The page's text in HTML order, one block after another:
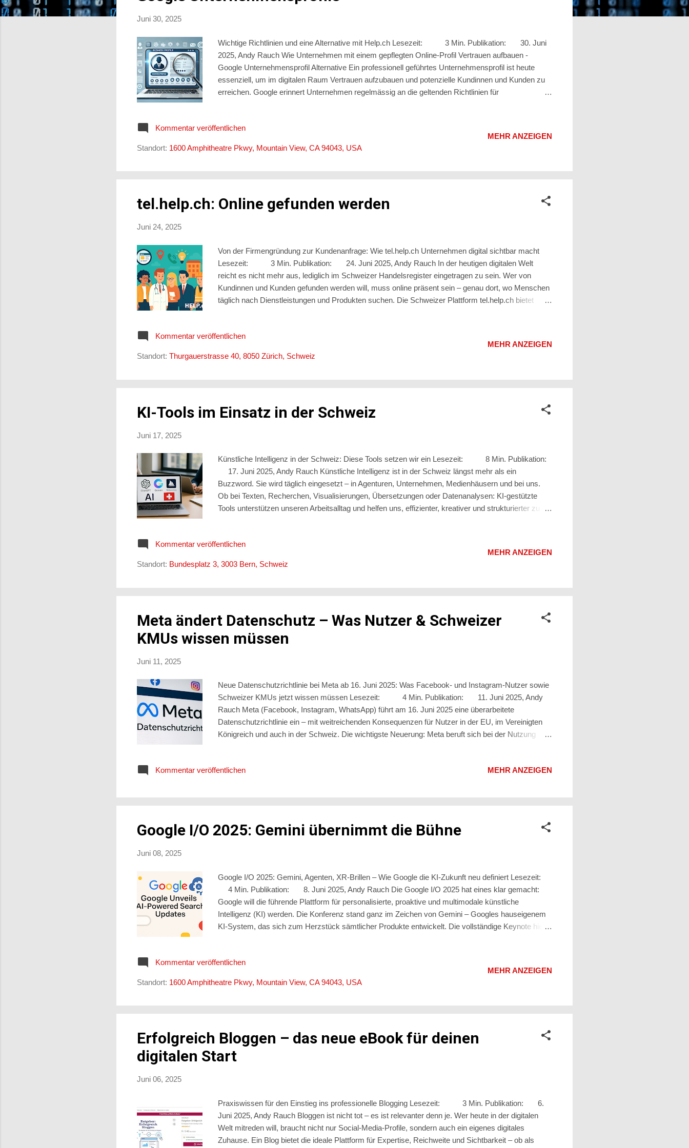
Juni 30, 2025
Wichtige Richtlinien und eine Alternative mit Help.ch Lesezeit: 3 Min. Publikation: 30. Juni
2025, Andy Rauch Wie Unternehmen mit einem gepflegten Online-Profil Vertrauen aufbauen -
Google Unternehmensprofil Alternative Ein professionell geführtes Unternehmensprofil ist heute
essenziell, um im digitalen Raum Vertrauen aufzubauen und potenzielle Kundinnen und Kunden zu
erreichen. Google erinnert Unternehmen regelmässig an die geltenden Richtlinien für
Richtlinien von Google Unternehmensprofil Google legt grossen Wert darauf, dass
Unternehmensprofile stets aktuelle und korrekte Informationen enthalten. Dazu gehören: Präzise
und aktuelle Angaben : Falsche oder veraltete Informationen können das Vertrauen der Kundschaft
Kommentar veröffentlichen
Standort: 1600 Amphitheatre Pkwy, Mountain View, CA 94043, USA
MEHR ANZEIGEN
tel.help.ch: Online gefunden werden
Juni 24, 2025
Von der Firmengründung zur Kundenanfrage: Wie tel.help.ch Unternehmen digital sichtbar macht
Lesezeit: 3 Min. Publikation: 24. Juni 2025, Andy Rauch In der heutigen digitalen Welt
reicht es nicht mehr aus, lediglich im Schweizer Handelsregister eingetragen zu sein. Wer von
Kundinnen und Kunden gefunden werden will, muss online präsent sein – genau dort, wo Menschen
täglich nach Dienstleistungen und Produkten suchen. Die Schweizer Plattform tel.help.ch bietet
Schritt vieler Unternehmen in der Schweiz ist der Eintrag im Handelsregister. Doch was danach
passiert, ist entscheidend: Ohne gezielte Online-Präsenz bleibt dieser Eintrag für viele potenzielle
Kundinnen und Kunden unsichtbar. tel.help.ch setzt genau an diesem Pun...
Kommentar veröffentlichen
Standort: Thurgauerstrasse 40, 8050 Zürich, Schweiz
MEHR ANZEIGEN
KI-Tools im Einsatz in der Schweiz
Juni 17, 2025
Künstliche Intelligenz in der Schweiz: Diese Tools setzen wir ein Lesezeit: 8 Min. Publikation:
17. Juni 2025, Andy Rauch Künstliche Intelligenz ist in der Schweiz längst mehr als ein
Buzzword. Sie wird täglich eingesetzt – in Agenturen, Unternehmen, Medienhäusern und bei uns.
Ob bei Texten, Recherchen, Visualisierungen, Übersetzungen oder Datenanalysen: KI-gestützte
Tools unterstützen unseren Arbeitsalltag und helfen uns, effizienter, kreativer und strukturierter zu
Lösungen. Im Folgenden zeigen wir, wie diese Tools bei uns konkret im Einsatz sind und welche
weiteren KIs in der Schweiz besonders verbreitet sind. Warum KI für Schweizer Unternehmen
relevant ist Die Schweiz steht für Qualität, Innovation und Effizienz. Genau deshalb ...
Kommentar veröffentlichen
Standort: Bundesplatz 3, 3003 Bern, Schweiz
MEHR ANZEIGEN
Meta ändert Datenschutz – Was Nutzer & Schweizer
KMUs wissen müssen
Juni 11, 2025
Neue Datenschutzrichtlinie bei Meta ab 16. Juni 2025: Was Facebook- und Instagram-Nutzer sowie
Schweizer KMUs jetzt wissen müssen Lesezeit: 4 Min. Publikation: 11. Juni 2025, Andy
Rauch Meta (Facebook, Instagram, WhatsApp) führt am 16. Juni 2025 eine überarbeitete
Datenschutzrichtlinie ein – mit weitreichenden Konsequenzen für Nutzer in der EU, im Vereinigten
Königreich und auch in der Schweiz. Die wichtigste Neuerung: Meta beruft sich bei der Nutzung
sich ab Mitte Juni 2025 Meta betont in der neuen Datenschutzrichtlinie drei wesentliche Punkte: Wie
Warum Meta sich auf das berechtigte Interesse stützt, um deine Daten zu a...
Kommentar veröffentlichen MEHR ANZEIGEN
Google I/O 2025: Gemini übernimmt die Bühne
Juni 08, 2025
Google I/O 2025: Gemini, Agenten, XR-Brillen – Wie Google die KI-Zukunft neu definiert Lesezeit:
4 Min. Publikation: 8. Juni 2025, Andy Rauch Die Google I/O 2025 hat eines klar gemacht:
Google will die führende Plattform für personalisierte, proaktive und multimodale künstliche
Intelligenz (KI) werden. Die Konferenz stand ganz im Zeichen von Gemini – Googles hauseigenem
KI-System, das sich zum Herzstück sämtlicher Produkte entwickelt. Die vollständige Keynote hier
das LMArena-Leaderboard – und wird bereits in Produktivumgebungen wie dem Code-Editor Cursor
genutzt. Es verarbeitet mittlerweile 480 Billionen Tokens pro Monat , generiert massenhaft
Codezeilen in Echtzeit und hat sogar „Pokémon Blue“ vollständig durchgespielt – ein humorvolle...
Kommentar veröffentlichen
Standort: 1600 Amphitheatre Pkwy, Mountain View, CA 94043, USA
MEHR ANZEIGEN
Erfolgreich Bloggen – das neue eBook für deinen
digitalen Start
Juni 06, 2025
Praxiswissen für den Einstieg ins professionelle Blogging Lesezeit: 3 Min. Publikation: 6.
Juni 2025, Andy Rauch Bloggen ist nicht tot – es ist relevanter denn je. Wer heute in der digitalen
Welt mitreden will, braucht nicht nur Social-Media-Profile, sondern auch ein eigenes digitales
Zuhause. Ein Blog bietet die ideale Plattform für Expertise, Reichweite und Sichtbarkeit – ob als